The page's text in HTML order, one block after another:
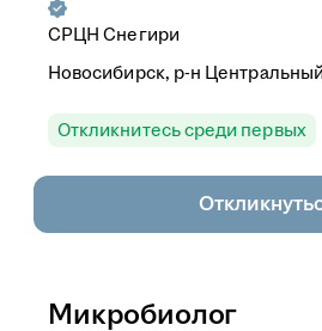
СРЦН Снегири
Новосибирск, р-н Центральный
Откликнитесь среди первых
Микробиолог